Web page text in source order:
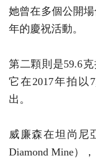
她曾在多個公開
年的慶祝活動。
第二顆則是59.6
它在2017年拍以
出。
威廉森在坦尚尼
Diamond Mine）